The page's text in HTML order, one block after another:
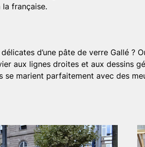
la française.
d’une pâte de verre Gallé ?
aux lignes droites et aux dessins
marient parfaitement avec des